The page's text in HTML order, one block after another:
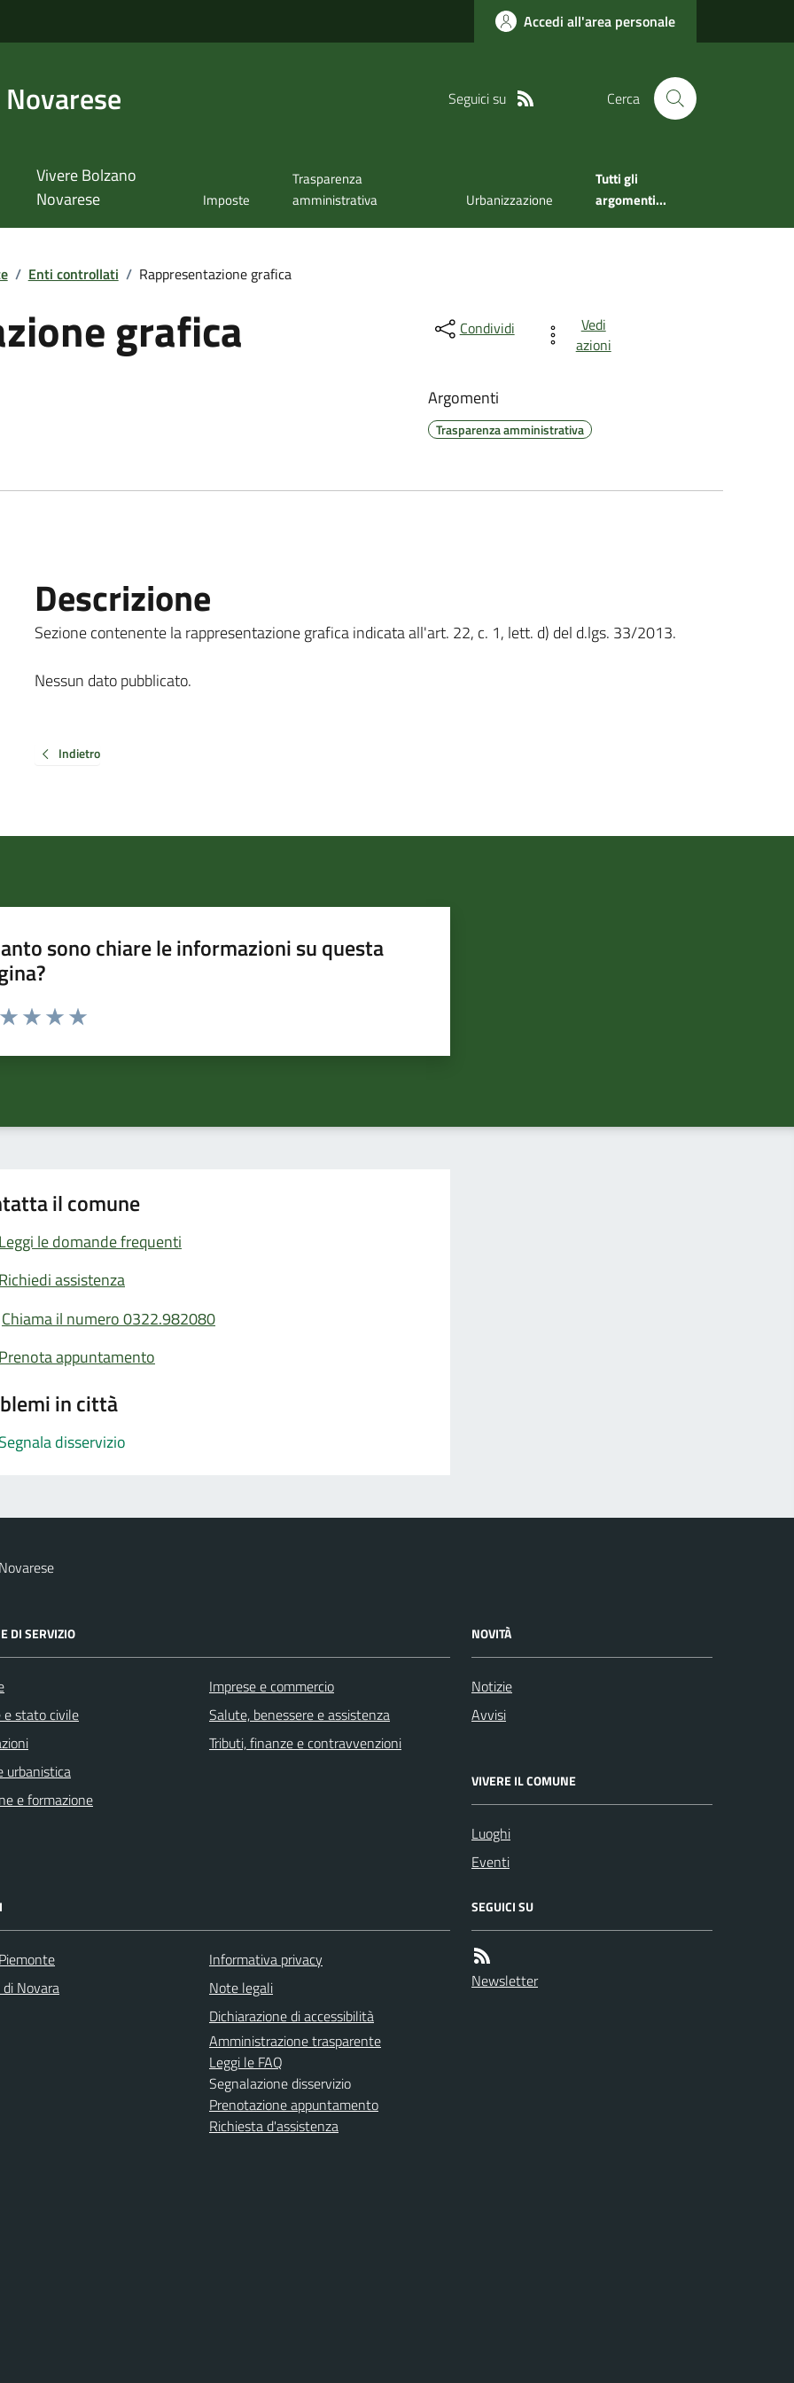
Accedi all'area personale
Seguici su Cerca
Vivere Bolzano
Novarese
Imposte
Trasparenza
amministrativa
Urbanizzazione
Tutti gli
argomenti...
/ Enti controllati / Rappresentazione grafica
grafica Condividi
Vedi
azioni
Argomenti
Trasparenza amministrativa
Descrizione
Sezione contenente la rappresentazione grafica indicata all'art. 22, c. 1, lett. d) del d.lgs. 33/2013.
Nessun dato pubblicato.
Indietro
sono chiare le informazioni su questa
da 1 a 5 stelle la pagina
il comune
Leggi le domande frequenti
Richiedi assistenza
Chiama il numero 0322.982080
Prenota appuntamento
in città
Segnala disservizio
DI SERVIZIO
e stato civile
urbanistica
e formazione
Imprese e commercio
Salute, benessere e assistenza
Tributi, finanze e contravvenzioni
NOVITÀ
Notizie
Avvisi
VIVERE IL COMUNE
Luoghi
Eventi
Novara
Informativa privacy
Note legali
Dichiarazione di accessibilità
Amministrazione trasparente
Leggi le FAQ
Segnalazione disservizio
Prenotazione appuntamento
Richiesta d'assistenza
SEGUICI SU
Newsletter